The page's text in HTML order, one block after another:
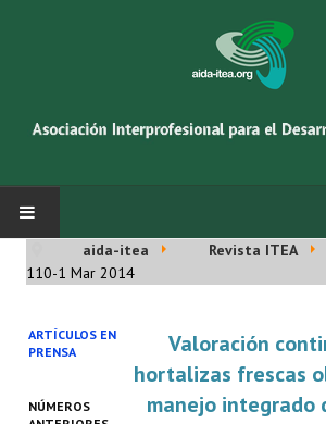
INICIO
Asociación AIDA
Cincuentenario AIDA
aida-itea Revista ITEA
110-1 Mar 2014
ARTÍCULOS EN
PRENSA
NÚMEROS
Valoración
hortalizas frescas
manejo integrado